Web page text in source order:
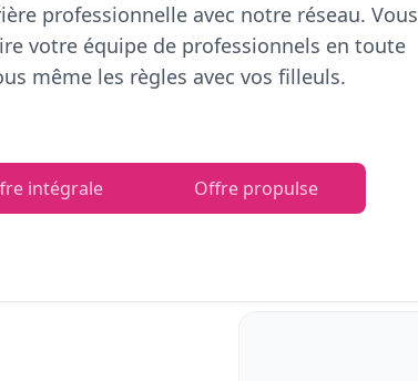
professionnelle avec notre réseau. Vous
votre équipe de professionnels en toute
même les règles avec vos filleuls.
intégrale Offre propulse